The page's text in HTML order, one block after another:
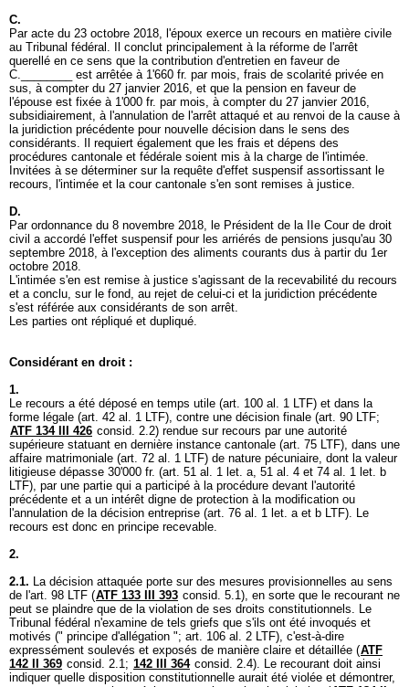
C.
Par acte du 23 octobre 2018, l'époux exerce un recours en matière civile
au Tribunal fédéral. Il conclut principalement à la réforme de l'arrêt
querellé en ce sens que la contribution d'entretien en faveur de
C.________ est arrêtée à 1'660 fr. par mois, frais de scolarité privée en
sus, à compter du 27 janvier 2016, et que la pension en faveur de
l'épouse est fixée à 1'000 fr. par mois, à compter du 27 janvier 2016,
subsidiairement, à l'annulation de l'arrêt attaqué et au renvoi de la cause à
la juridiction précédente pour nouvelle décision dans le sens des
considérants. Il requiert également que les frais et dépens des
procédures cantonale et fédérale soient mis à la charge de l'intimée.
Invitées à se déterminer sur la requête d'effet suspensif assortissant le
recours, l'intimée et la cour cantonale s'en sont remises à justice.
D.
Par ordonnance du 8 novembre 2018, le Président de la IIe Cour de droit
civil a accordé l'effet suspensif pour les arriérés de pensions jusqu'au 30
septembre 2018, à l'exception des aliments courants dus à partir du 1er
octobre 2018.
L'intimée s'en est remise à justice s'agissant de la recevabilité du recours
et a conclu, sur le fond, au rejet de celui-ci et la juridiction précédente
s'est référée aux considérants de son arrêt.
Les parties ont répliqué et dupliqué.
Considérant en droit :
1.
Le recours a été déposé en temps utile (art. 100 al. 1 LTF) et dans la
forme légale (art. 42 al. 1 LTF), contre une décision finale (art. 90 LTF;
ATF 134 III 426 consid. 2.2) rendue sur recours par une autorité
supérieure statuant en dernière instance cantonale (art. 75 LTF), dans une
affaire matrimoniale (art. 72 al. 1 LTF) de nature pécuniaire, dont la valeur
litigieuse dépasse 30'000 fr. (art. 51 al. 1 let. a, 51 al. 4 et 74 al. 1 let. b
LTF), par une partie qui a participé à la procédure devant l'autorité
précédente et a un intérêt digne de protection à la modification ou
l'annulation de la décision entreprise (art. 76 al. 1 let. a et b LTF). Le
recours est donc en principe recevable.
2.
2.1. La décision attaquée porte sur des mesures provisionnelles au sens
de l'art. 98 LTF (ATF 133 III 393 consid. 5.1), en sorte que le recourant ne
peut se plaindre que de la violation de ses droits constitutionnels. Le
Tribunal fédéral n'examine de tels griefs que s'ils ont été invoqués et
motivés (" principe d'allégation "; art. 106 al. 2 LTF), c'est-à-dire
expressément soulevés et exposés de manière claire et détaillée (ATF
142 II 369 consid. 2.1; 142 III 364 consid. 2.4). Le recourant doit ainsi
indiquer quelle disposition constitutionnelle aurait été violée et démontrer,